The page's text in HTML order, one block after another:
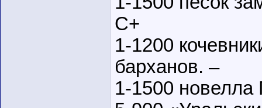
С+
1-1200
барханов. –
1-1500